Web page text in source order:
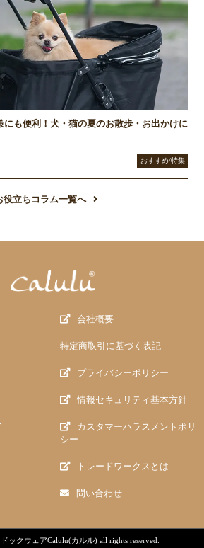
にも便利！犬・猫の夏のお散歩・お出かけに
おすすめ/特集
役立ちコラム一覧へ
会社概要
特定商取引に基づく表記
プライバシーポリシー
情報セキュリティ基本方針
カスタマーハラスメントポリ
シー
トレードワークスとは
問い合わせ
ックウェアCalulu(カルル) all rights reserved.